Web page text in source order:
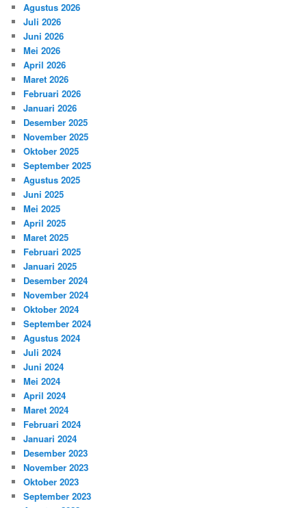
Agustus 2026
Juli 2026
Juni 2026
Mei 2026
April 2026
Maret 2026
Februari 2026
Januari 2026
Desember 2025
November 2025
Oktober 2025
September 2025
Agustus 2025
Juni 2025
Mei 2025
April 2025
Maret 2025
Februari 2025
Januari 2025
Desember 2024
November 2024
Oktober 2024
September 2024
Agustus 2024
Juli 2024
Juni 2024
Mei 2024
April 2024
Maret 2024
Februari 2024
Januari 2024
Desember 2023
November 2023
Oktober 2023
September 2023